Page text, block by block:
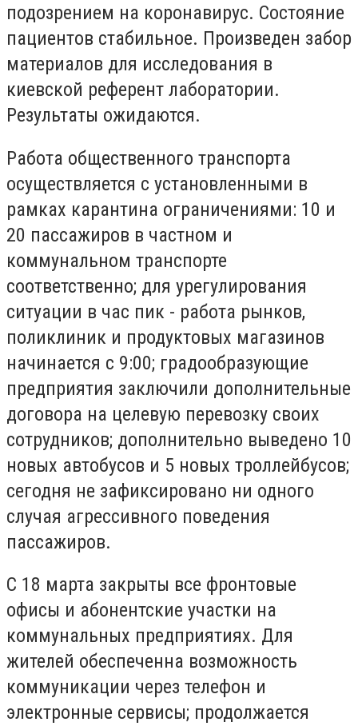
подозрением на коронавирус. Состояние
пациентов стабильное. Произведен забор
материалов для исследования в
киевской референт лаборатории.
Результаты ожидаются.
Работа общественного транспорта
осуществляется с установленными в
рамках карантина ограничениями: 10 и
20 пассажиров в частном и
коммунальном транспорте
соответственно; для урегулирования
ситуации в час пик - работа рынков,
поликлиник и продуктовых магазинов
начинается с 9:00; градообразующие
предприятия заключили дополнительные
договора на целевую перевозку своих
сотрудников; дополнительно выведено 10
новых автобусов и 5 новых троллейбусов;
сегодня не зафиксировано ни одного
случая агрессивного поведения
пассажиров.
С 18 марта закрыты все фронтовые
офисы и абонентские участки на
коммунальных предприятиях. Для
жителей обеспеченна возможность
коммуникации через телефон и
электронные сервисы; продолжается